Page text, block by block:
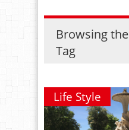
Browsing the
Tag
Life Style